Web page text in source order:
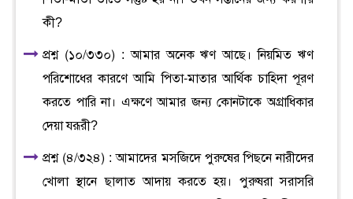
কী?
প্রশ্ন (১০/৩৩০) : আমার অনেক ঋণ আছে। নিয়মিত ঋণ
পরিশোধের কারণে আমি পিতা-মাতার আর্থিক চাহিদা পূরণ
করতে পারি না। এক্ষণে আমার জন্য কোনটাকে অগ্রাধিকার
দেয়া যরূরী?
প্রশ্ন (৪/৩২৪) : আমাদের মসজিদে পুরুষের পিছনে নারীদের
খোলা স্থানে ছালাত আদায় করতে হয়। পুরুষরা সরাসরি